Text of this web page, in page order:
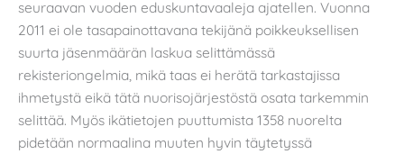
seuraavan vuoden eduskuntavaaleja ajatellen. Vuonna
2011 ei ole tasapainottavana tekijänä poikkeuksellisen
suurta jäsenmäärän laskua selittämässä
rekisteriongelmia, mikä taas ei herätä tarkastajissa
ihmetystä eikä tätä nuorisojärjestöstä osata tarkemmin
selittää. Myös ikätietojen puuttumista 1358 nuorelta
pidetään normaalina muuten hyvin täytetyssä